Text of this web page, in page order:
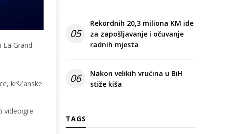
Grand-
kršćanske
videoigre.
05
Rekordnih 20,3 miliona KM ide
za zapošljavanje i očuvanje
radnih mjesta
06
Nakon velikih vrućina u BiH
stiže kiša
TAGS